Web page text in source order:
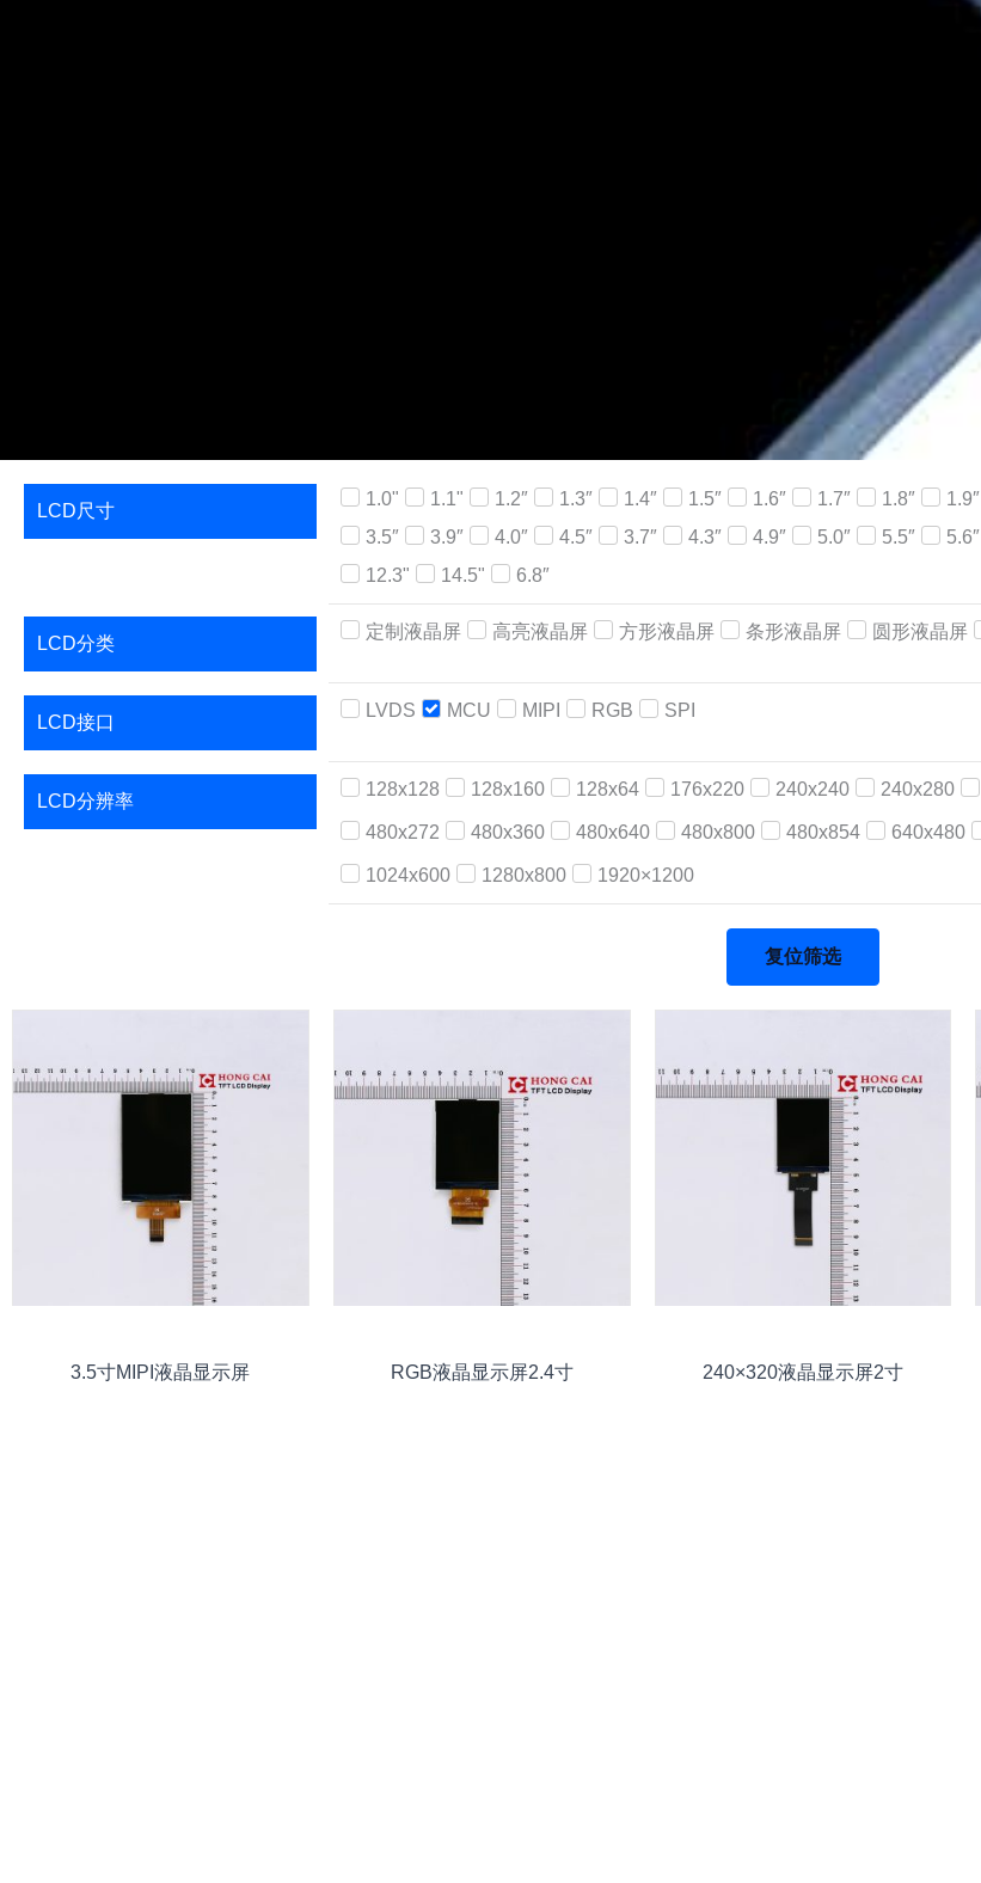
LCD尺寸
1.0" 1.1" 1.2″ 1.3″ 1.4″ 1.5″ 1.6″ 1.7″ 1.8″ 1.9″
3.5″
3.9″ 4.0″ 4.5″ 3.7″ 4.3″ 4.9″ 5.0″ 5.5″ 5.6″
12.3"
14.5" 6.8″
LCD分类
定制液晶屏 高亮液晶屏 方形液晶屏 条形液晶屏 圆形液晶屏
LCD接口
LVDS MCU MIPI RGB SPI
LCD分辨率
128x128 128x160 128x64 176x220 240x240 240x280
480x272 480x360 480x640 480x800 480x854 640x480
1024x600 1280x800 1920×1200
复位筛选
3.5寸MIPI液晶显示屏 RGB液晶显示屏2.4寸 240×320液晶显示屏2寸